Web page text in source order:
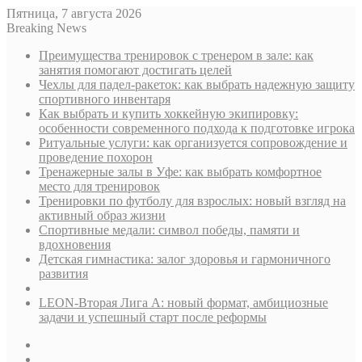
Пятница, 7 августа 2026
Breaking News
Преимущества тренировок с тренером в зале: как
занятия помогают достигать целей
Чехлы для падел-ракеток: как выбрать надежную защиту
спортивного инвентаря
Как выбрать и купить хоккейную экипировку:
особенности современного подхода к подготовке игрока
Ритуальные услуги: как организуется сопровождение и
проведение похорон
Тренажерные залы в Уфе: как выбрать комфортное
место для тренировок
Тренировки по футболу для взрослых: новый взгляд на
активный образ жизни
Спортивные медали: символ победы, памяти и
вдохновения
Детская гимнастика: залог здоровья и гармоничного
развития
LEON-Вторая Лига А: новый формат, амбициозные
задачи и успешный старт после реформы